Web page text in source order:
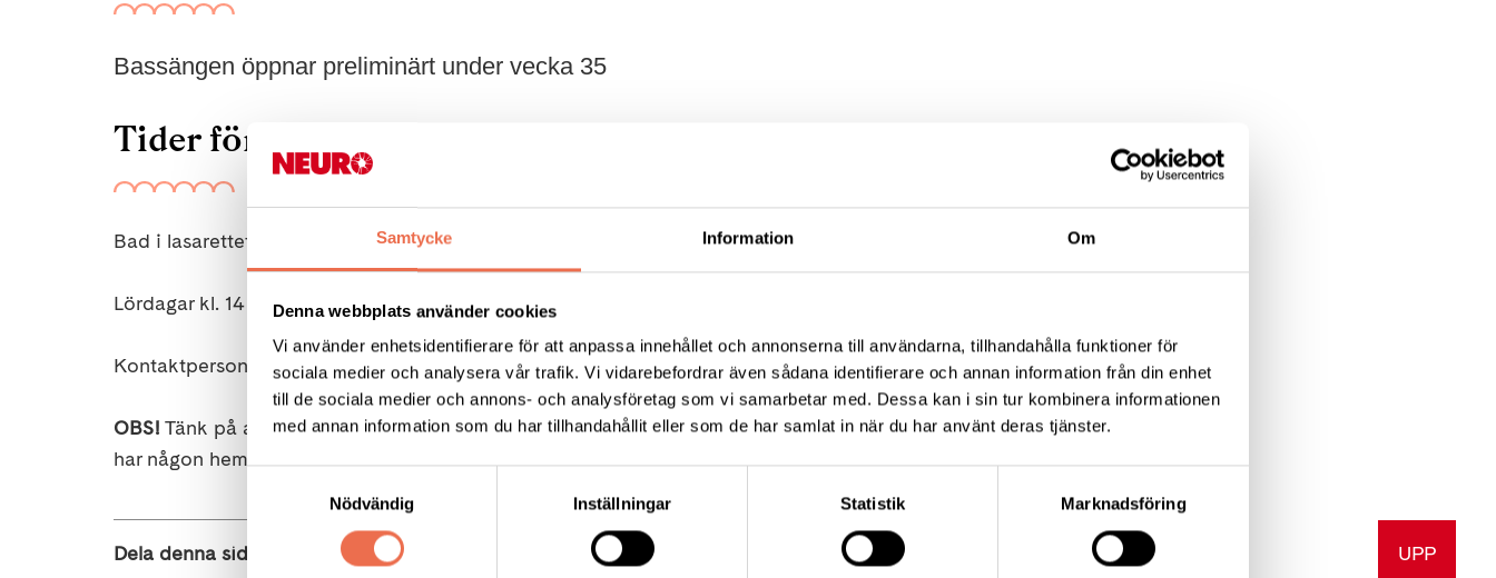
Samtycke Information Om
Denna webbplats använder cookies
Vi använder enhetsidentifierare för att anpassa innehållet och annonserna till användarna, tillhandahålla funktioner för
sociala medier och analysera vår trafik. Vi vidarebefordrar även sådana identifierare och annan information från din enhet
till de sociala medier och annons- och analysföretag som vi samarbetar med. Dessa kan i sin tur kombinera informationen
med annan information som du har tillhandahållit eller som de har samlat in när du har använt deras tjänster.
Nödvändig
Inställningar Statistik Marknadsföring
Bassängen öppnar preliminärt under vecka 35
Tider för bad
Bad i lasarettets varma bassäng
Lördagar kl. 14 -15 samling 13.30 .Max 7 personer/grupp
Kontaktperson: Lars-Erik Hultin, Tel. 073-814 00 17
OBS! Tänk på att hålla avstånd och god handhygien! Stanna hemma om Du har sjukdomssymptom eller
har någon hemma som har en smittsam infektionssjukdom!
Dela denna sida: Tipsa UPP